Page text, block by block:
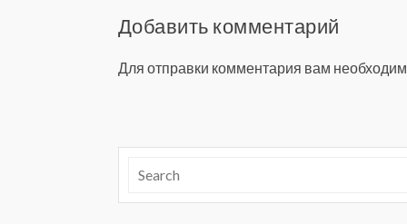
Добавить комментарий
Для отправки комментария вам